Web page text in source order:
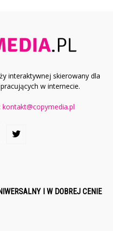
interaktywnej skierowany dla
w internecie.
kontakt@copymedia.pl
I W DOBREJ CENIE